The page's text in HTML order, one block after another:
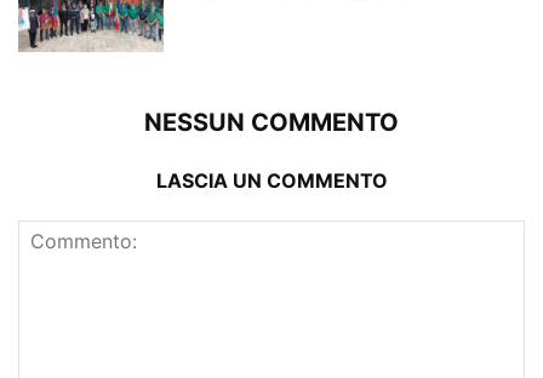
NESSUN COMMENTO
LASCIA UN COMMENTO